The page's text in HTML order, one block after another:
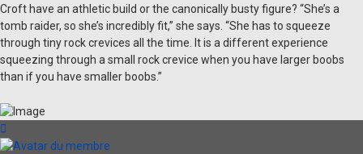
Croft have an athletic build or the canonically busty figure? “She’s a
tomb raider, so she’s incredibly fit,” she says. “She has to squeeze
through tiny rock crevices all the time. It is a different experience
squeezing through a small rock crevice when you have larger boobs
than if you have smaller boobs.”